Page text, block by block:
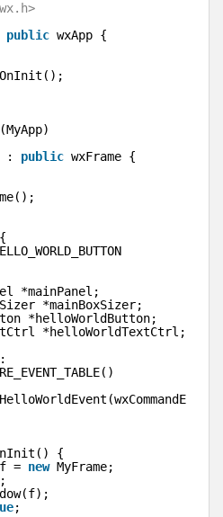
public wxApp {
OnInit();
: public wxFrame {
{
*mainPanel;
*mainBoxSizer;
*helloWorldButton;
*helloWorldTextCtrl;
:
HelloWorldEvent(wxCommandEvent
{
= new MyFrame;
;